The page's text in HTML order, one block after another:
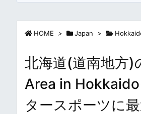
HOME > Japan >
北海道(道南地方
Area in
タースポーツに